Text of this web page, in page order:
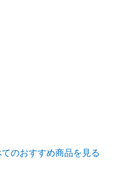
のおすすめ商品を見る